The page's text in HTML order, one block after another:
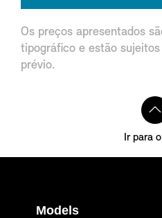
Os preços apresentados
tipográfico e estão
prévio.
Ir para
Models